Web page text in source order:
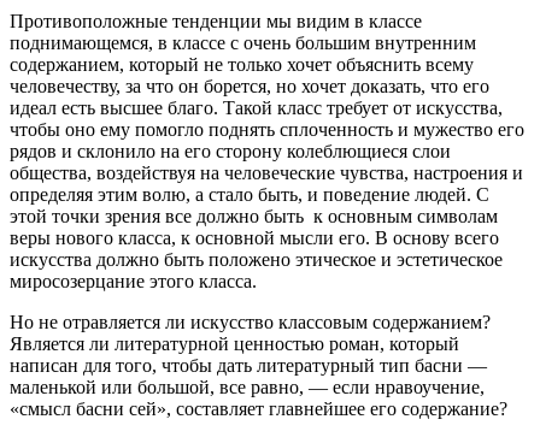
Противоположные тенденции мы видим в классе
поднимающемся, в классе с очень большим внутренним
содержанием, который не только хочет объяснить всему
человечеству, за что он борется, но хочет доказать, что его
идеал есть высшее благо. Такой класс требует от искусства,
чтобы оно ему помогло поднять сплоченность и мужество его
рядов и склонило на его сторону колеблющиеся слои
общества, воздействуя на человеческие чувства, настроения и
определяя этим волю, а стало быть, и поведение людей. С
этой точки зрения все должно быть к основным символам
веры нового класса, к основной мысли его. В основу всего
искусства должно быть положено этическое и эстетическое
миросозерцание этого класса.
Но не отравляется ли искусство классовым содержанием?
Является ли литературной ценностью роман, который
написан для того, чтобы дать литературный тип басни —
маленькой или большой, все равно, — если нравоучение,
«смысл басни сей», составляет главнейшее его содержание?